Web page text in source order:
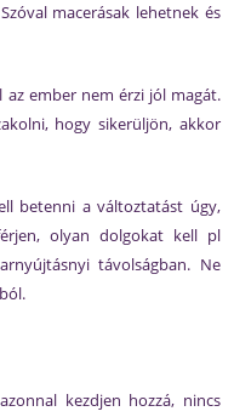
macerásak lehetnek és
az ember nem érzi jól magát.
hogy sikerüljön, akkor
betenni a változtatást úgy,
olyan dolgokat kell pl
távolságban. Ne
kezdjen hozzá, nincs